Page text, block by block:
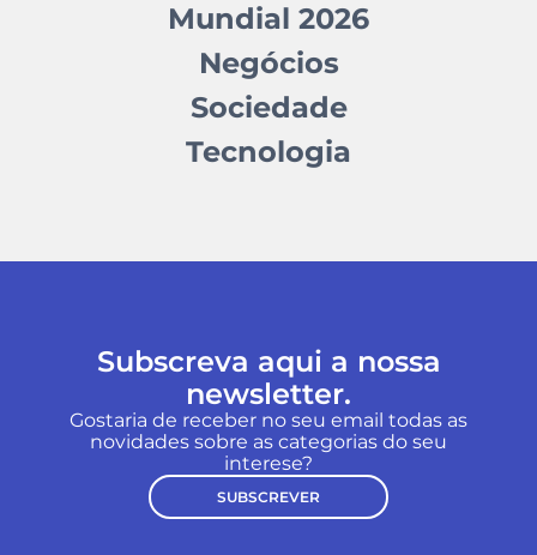
Mundial 2026
Negócios
Sociedade
Tecnologia
Subscreva aqui a nossa
newsletter.
Gostaria de receber no seu email todas as
novidades sobre as categorias do seu
interese?
SUBSCREVER